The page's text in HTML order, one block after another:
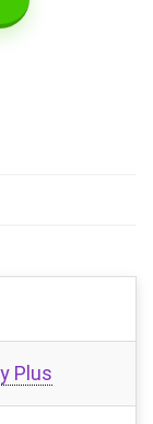
Plus